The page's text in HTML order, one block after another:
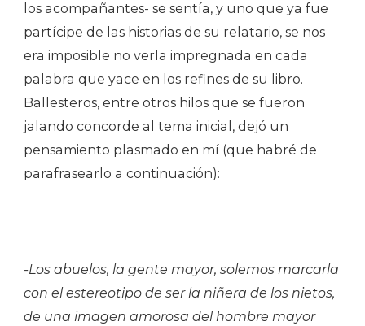
los acompañantes- se sentía, y uno que ya fue
partícipe de las historias de su relatario, se nos
era imposible no verla impregnada en cada
palabra que yace en los refines de su libro.
Ballesteros, entre otros hilos que se fueron
jalando concorde al tema inicial, dejó un
pensamiento plasmado en mí (que habré de
parafrasearlo a continuación):
-Los abuelos, la gente mayor, solemos marcarla
con el estereotipo de ser la niñera de los nietos,
de una imagen amorosa del hombre mayor